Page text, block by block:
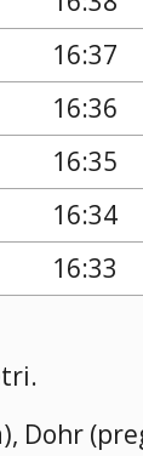
16:37
16:36
16:35
16:34
16:33
Dohr